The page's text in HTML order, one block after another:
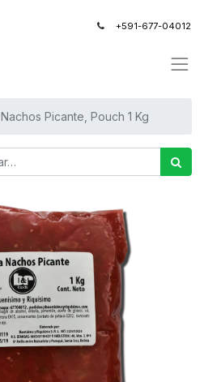
+591-677-04012
Picante, Pouch 1 Kg